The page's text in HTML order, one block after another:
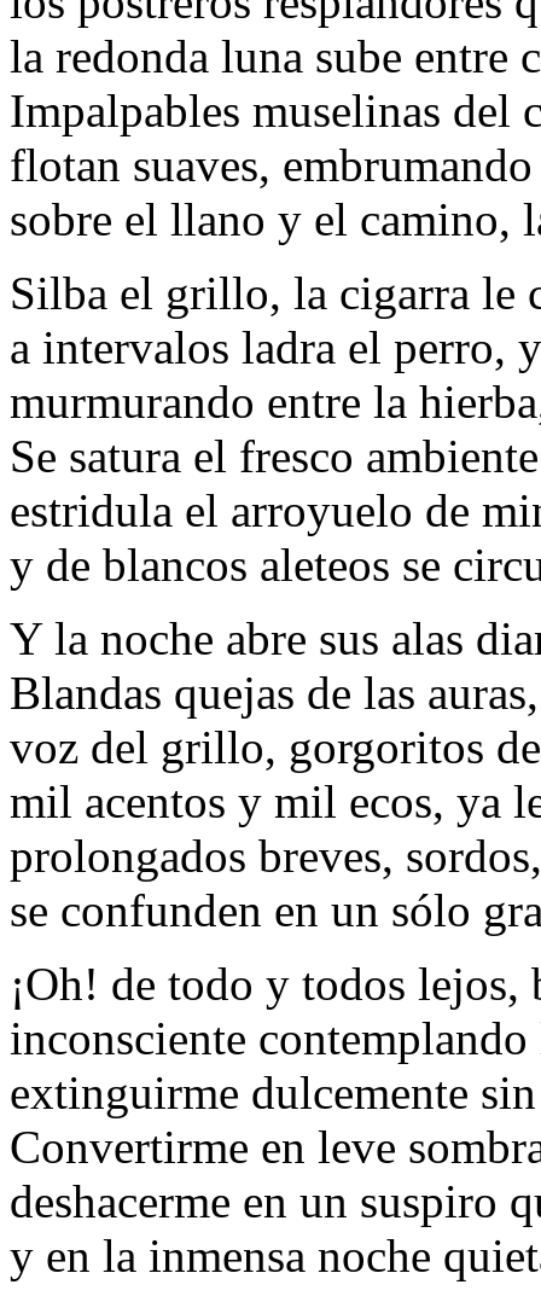
la redonda luna sube entre
Impalpables muselinas del
flotan suaves,
sobre el llano y el camino,
Silba el grillo, la cigarra le
a intervalos ladra el perro,
murmurando entre la
Se satura el fresco
estridula el arroyuelo de
y de blancos aleteos se
Y la noche abre sus alas
Blandas quejas de las
voz del grillo, gorgoritos
mil acentos y mil ecos, ya
prolongados breves,
se confunden en un sólo
¡Oh! de todo y todos
inconsciente
extinguirme dulcemente
Convertirme en leve
deshacerme en un suspiro
y en la inmensa noche